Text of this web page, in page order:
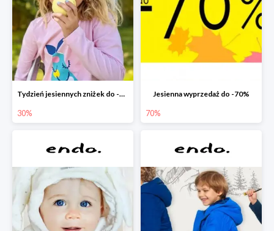
Tydzień jesiennych zniżek do -30%
30%
Jesienna wyprzedaż do -70%
70%